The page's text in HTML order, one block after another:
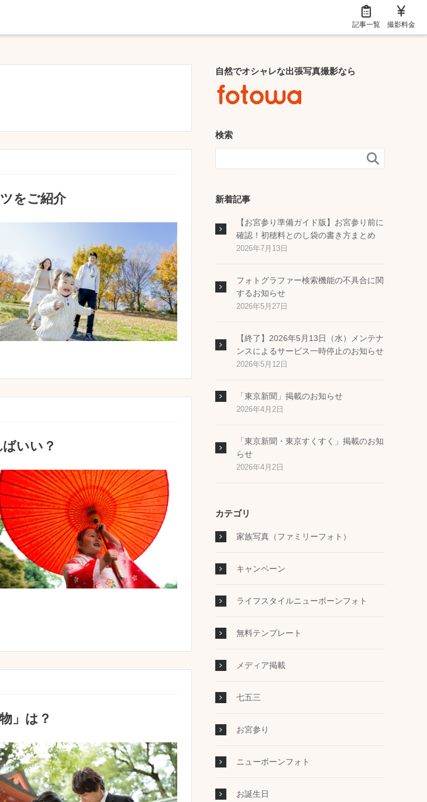
記事一覧 撮影料金
をご紹介
いい？
」は？
自然でオシャレな出張写真撮影なら
検索

新着記事
【お宮参り準備ガイド版】お宮参り前に
確認！初穂料とのし袋の書き方まとめ
2026年7月13日
フォトグラファー検索機能の不具合に関
するお知らせ
2026年5月27日
【終了】2026年5月13日（水）メンテナ
ンスによるサービス一時停止のお知らせ
2026年5月12日
「東京新聞」掲載のお知らせ
2026年4月2日
「東京新聞・東京すくすく」掲載のお知
らせ
2026年4月2日
カテゴリ
家族写真（ファミリーフォト）
キャンペーン
ライフスタイルニューボーンフォト
無料テンプレート
メディア掲載
七五三
お宮参り
ニューボーンフォト
お誕生日